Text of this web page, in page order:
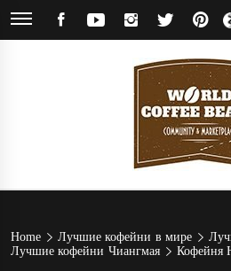
Skip
INSTAGRAM
Home Лучшие кофейни в мире
Лучшие кофейни Чиангмая
Кофейня